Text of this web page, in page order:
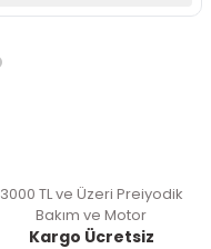
3000 TL ve Üzeri Preiyodik
Bakım ve Motor
Kargo Ücretsiz